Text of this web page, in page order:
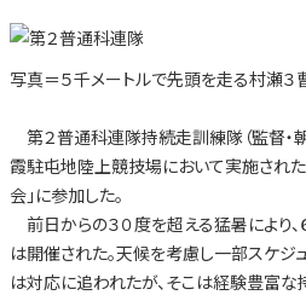
写真＝５千メートルで先頭を走る村瀬３
第２普通科連隊持続走訓練隊（監督・
霞駐屯地陸上競技場において実施され
会」に参加した。
前日からの３０度を超える猛暑により
は開催された。天候を考慮し一部スケ
は対応に追われたが、そこは経験豊富